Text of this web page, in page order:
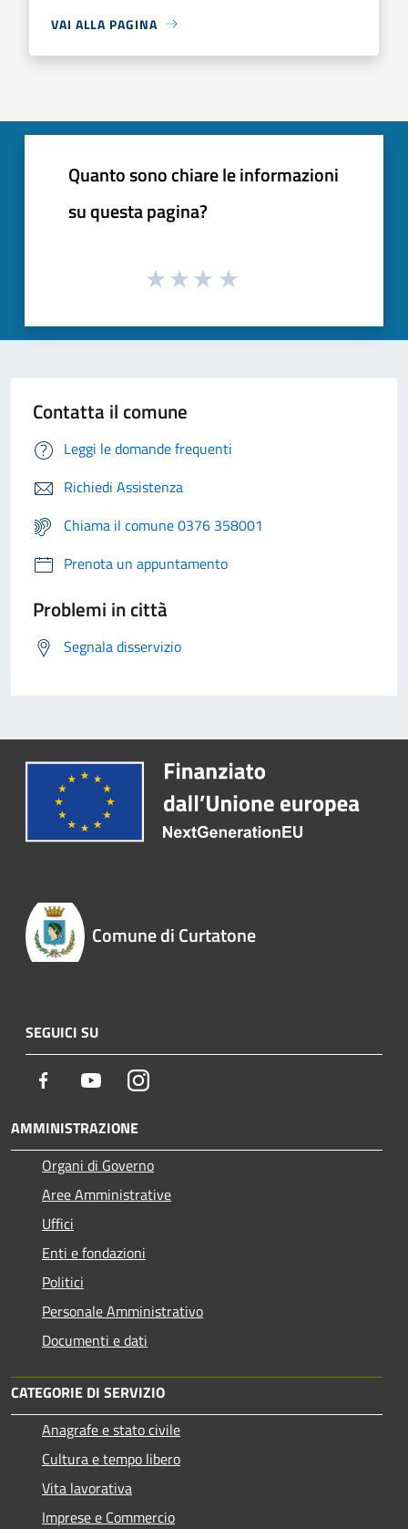
VAI ALLA PAGINA
Quanto sono chiare le informazioni
su questa pagina?
Contatta il comune
Leggi le domande frequenti
Richiedi Assistenza
Chiama il comune 0376 358001
Prenota un appuntamento
Problemi in città
Segnala disservizio
Comune di Curtatone
SEGUICI SU
Facebook YoutubeInstagram
AMMINISTRAZIONE
Organi di Governo
Aree Amministrative
Uffici
Enti e fondazioni
Politici
Personale Amministrativo
Documenti e dati
CATEGORIE DI SERVIZIO
Anagrafe e stato civile
Cultura e tempo libero
Vita lavorativa
Imprese e Commercio